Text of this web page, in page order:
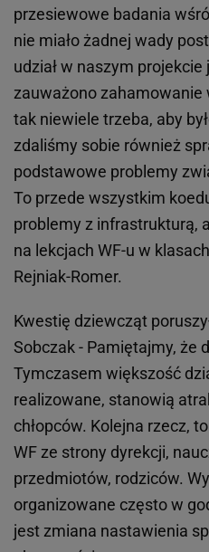
przesiewowe badania
nie miało żadnej wady
udział w naszym
zauważono zahamowanie
tak niewiele trzeba, aby
zdaliśmy sobie również
podstawowe problemy
To przede wszystkim
problemy z infrastrukturą,
na lekcjach WF-u w
Rejniak-Romer.
Kwestię dziewcząt
Sobczak - Pamiętajmy, że
Tymczasem większość
realizowane, stanowią
chłopców. Kolejna rzecz,
WF ze strony dyrekcji,
przedmiotów, rodziców.
organizowane często w
jest zmiana nastawienia